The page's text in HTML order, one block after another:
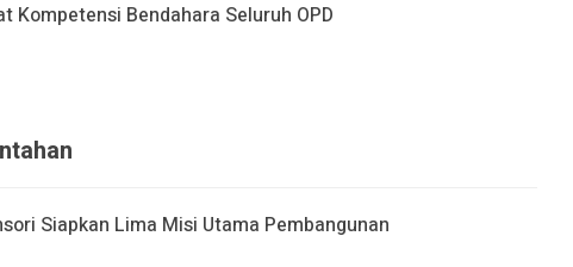
Kompetensi Bendahara Seluruh OPD
Siapkan Lima Misi Utama Pembangunan